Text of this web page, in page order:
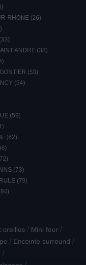
RHONE (26)
ANDRE (38)
(53)
(54)
(59)
(62)
(73)
(79)
oreilles / Mini four /
/ Enceinte surround /
/